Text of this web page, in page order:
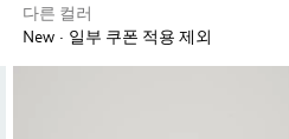
다른 컬러
New
일부 쿠폰 적용 제외